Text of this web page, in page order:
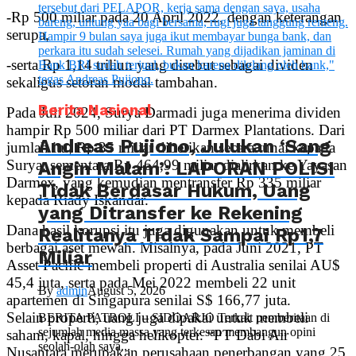
-Rp 500 miliar pada 20 April 2022, dengan keterangan
serupa,
-serta Rp 1,14 triliun yang disebut sebagai dividen
sekaligus setoran modal tambahan.
Pada Juli 2024, Surya Darmadi juga menerima dividen
hampir Rp 500 miliar dari PT Darmex Plantations. Dari
jumlah itu, Rp 35 miliar diberikan secara tunai kepada
Surya, sementara Rp 464,99 miliar dialirkan ke Yayasan
Darmex, yang kemudian mentransfer Rp 335 miliar
kepada Riady Iskandar.
Dana hasil korupsi itu juga digunakan untuk membeli
berbagai aset mewah. Misalnya, pada Juni 2021, PT
Asset Pacific membeli properti di Australia senilai AU$
45,4 juta, serta pada Mei 2022 membeli 22 unit
apartemen di Singapura senilai S$ 166,77 juta.
Selain properti, uang juga dipakai untuk membeli
saham, kapal, hingga helikopter. “PT Dabi Air
Berita Nasional
Andreas Pujiono, Julukan ‘Sang
Angin Malam’: LAPORAN POLISI
Tidak Berdasar Hukum, Uang
yang Ditransfer ke Rekening
Realitanya Tidak Sampai Rp1,7
Miliar
ByadminAugust 5, 2026
BERITA PATROLI – SIDOARJO Terkait pemberitaan di
sejumlah media massa yang terkesan membangun opini
seolah-olah saya...